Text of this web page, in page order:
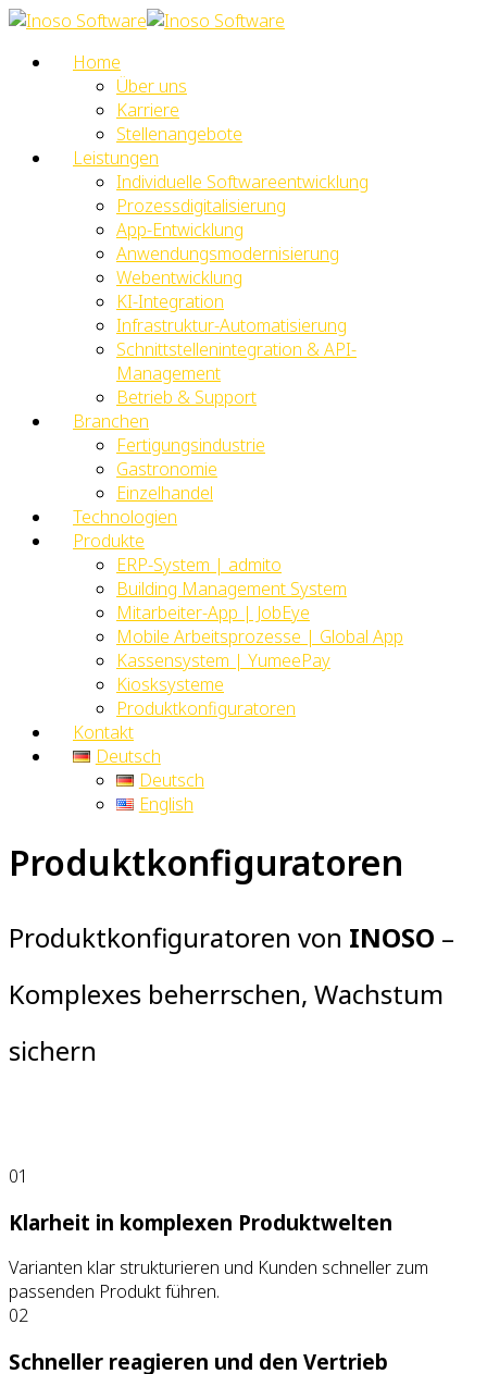
Home
Über uns
Karriere
Stellenangebote
Leistungen
Individuelle Softwareentwicklung
Prozessdigitalisierung
App-Entwicklung
Anwendungsmodernisierung
Webentwicklung
KI-Integration
Infrastruktur-Automatisierung
Schnittstellenintegration & API-
Management
Betrieb & Support
Branchen
Fertigungsindustrie
Gastronomie
Einzelhandel
Technologien
Produkte
ERP-System | admito
Building Management System
Mitarbeiter-App | JobEye
Mobile Arbeitsprozesse | Global App
Kassensystem | YumeePay
Kiosksysteme
Produktkonfiguratoren
Kontakt
Deutsch
Deutsch
English
Produktkonfiguratoren
Produktkonfiguratoren von INOSO –
Komplexes beherrschen, Wachstum
sichern
01
Klarheit in komplexen Produktwelten
Varianten klar strukturieren und Kunden schneller zum
passenden Produkt führen.
02
Schneller reagieren und den Vertrieb